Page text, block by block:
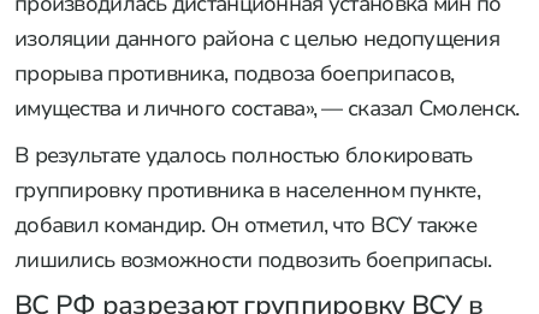
гвардейской армии группировки войск «Центр» с
позывным Смоленск. По его словам,
дистанционная установка мин проводилась для
предотвращения прорыва противника, а также
подвоза имущества и личного состава. Что
известно об этом и о других успехах ВС РФ к утру
5 августа?
ВСУ лишились подвоза боеприпасов